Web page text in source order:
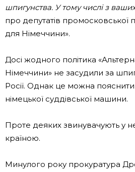
шпигунства. У тому числі з
про депутатів промосковської
для Німеччини».
Досі жодного політика
Німеччини» не засудили за
Росії. Однак це можна пояснити
німецької суддівської машини.
Проте деяких звинувачують у
країною.
Минулого року прокуратура